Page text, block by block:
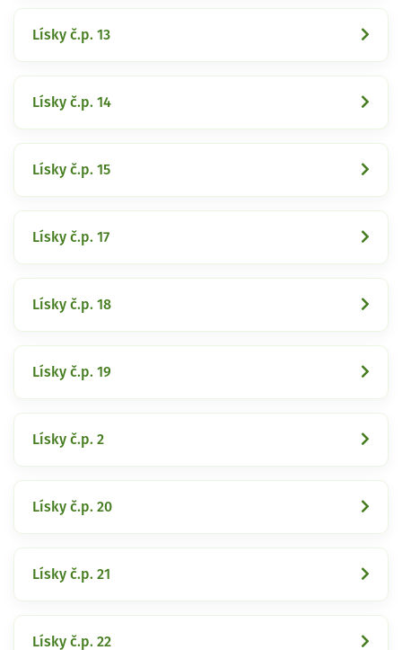
Lísky č.p. 13
Lísky č.p. 14
Lísky č.p. 15
Lísky č.p. 17
Lísky č.p. 18
Lísky č.p. 19
Lísky č.p. 2
Lísky č.p. 20
Lísky č.p. 21
Lísky č.p. 22